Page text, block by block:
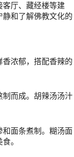
客厅、藏经楼等建
和了解佛教文化的
浓郁，搭配香辣的
制而成。胡辣汤汤汁
和面条煮制。糊汤面
。